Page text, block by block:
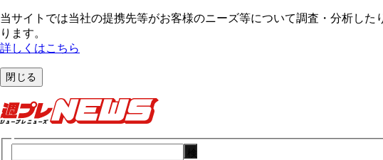
当サイトでは当社の提携先等がお客様のニーズ等について調査・分析し
ります。
詳しくはこちら
閉じる